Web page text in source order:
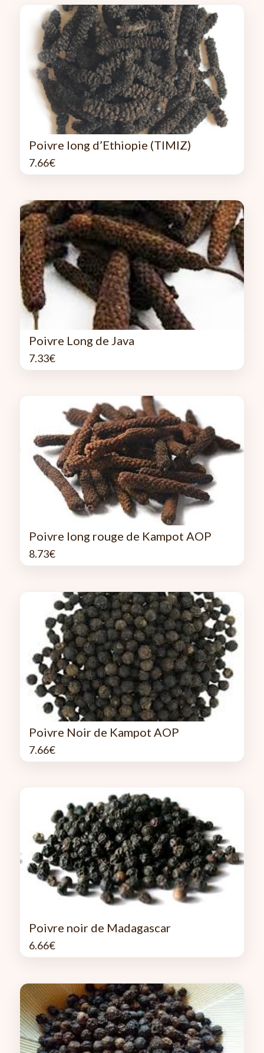
Poivre long d’Ethiopie (TIMIZ)
7.66€
Poivre Long de Java
7.33€
Poivre long rouge de Kampot AOP
8.73€
Poivre Noir de Kampot AOP
7.66€
Poivre noir de Madagascar
6.66€